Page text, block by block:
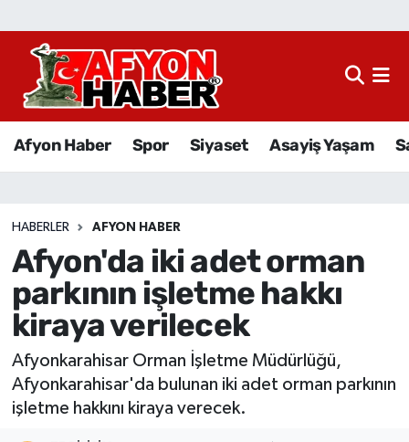
Afyon Haber Spor Siyaset Asayiş Yaşam
HABERLER AFYON HABER
Afyon'da iki adet orman
parkının işletme hakkı
kiraya verilecek
Afyonkarahisar Orman İşletme Müdürlüğü,
Afyonkarahisar'da bulunan iki adet orman parkının
işletme hakkını kiraya verecek.
Afyon Haber
Sağlık
Eğitim
Ekonomi